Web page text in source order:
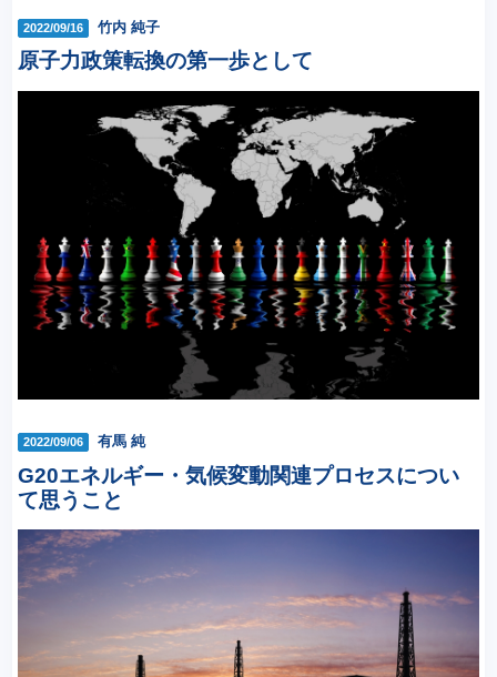
2022/09/16 竹内 純子
原子力政策転換の第一歩として
2022/09/06 有馬 純
G20エネルギー・気候変動関連プロセスについ
て思うこと